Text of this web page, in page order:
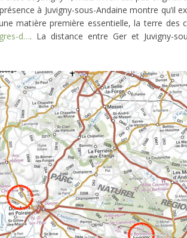
à Juvigny-sous-Andaine montre qu’il
matière première essentielle, la terre des
d…. La distance entre Ger et Juvigny-